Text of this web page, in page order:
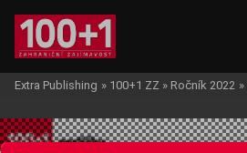
Extra Publishing » 100+1 ZZ » Ročník 2022 »